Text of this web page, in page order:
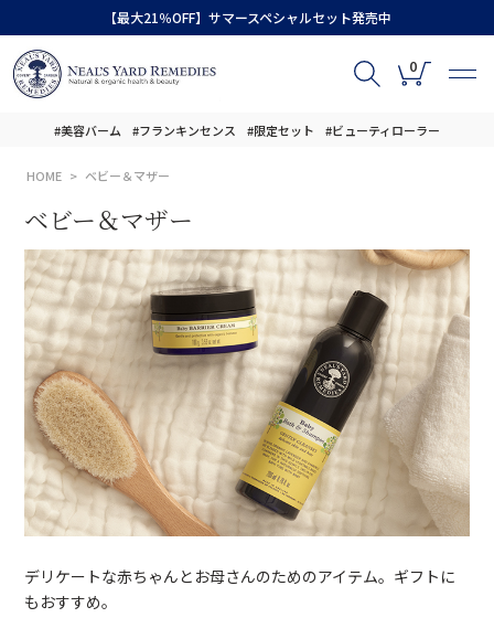
【最大21％OFF】サマースペシャルセット発売中
0
#美容バーム #フランキンセンス #限定セット #ビューティローラー
HOME ベビー＆マザー
ベビー＆マザー
デリケートな赤ちゃんとお母さんのためのアイテム。ギフトに
もおすすめ。